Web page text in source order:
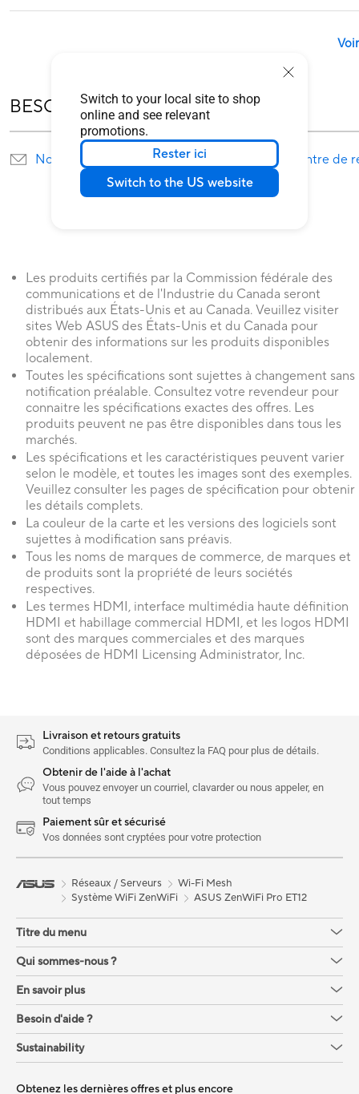
Switch to your local site to shop
online and see relevant
promotions.
Rester ici
Switch to the US website
BESOIN D'AIDE ?
Nous envoyer un courrier Trouver un centre de
Les produits certifiés par la Commission fédérale des
communications et de l'Industrie du Canada seront
distribués aux États-Unis et au Canada. Veuillez visiter
sites Web ASUS des États-Unis et du Canada pour
obtenir des informations sur les produits disponibles
localement.
Toutes les spécifications sont sujettes à changement sans
notification préalable. Consultez votre revendeur pour
connaitre les spécifications exactes des offres. Les
produits peuvent ne pas être disponibles dans tous les
marchés.
Les spécifications et les caractéristiques peuvent varier
selon le modèle, et toutes les images sont des exemples.
Veuillez consulter les pages de spécification pour obtenir
les détails complets.
La couleur de la carte et les versions des logiciels sont
sujettes à modification sans préavis.
Tous les noms de marques de commerce, de marques et
de produits sont la propriété de leurs sociétés
respectives.
Les termes HDMI, interface multimédia haute définition
HDMI et habillage commercial HDMI, et les logos HDMI
sont des marques commerciales et des marques
déposées de HDMI Licensing Administrator, Inc.
Livraison et retours gratuits
Conditions applicables. Consultez la FAQ pour plus de détails.
Obtenir de l'aide à l'achat
Vous pouvez envoyer un courriel, clavarder ou nous appeler, en
tout temps
Paiement sûr et sécurisé
Vos données sont cryptées pour votre protection
Réseaux / Serveurs
Wi-Fi Mesh
Système WiFi ZenWiFi
ASUS ZenWiFi Pro ET12
Titre du menu
Qui sommes-nous ?
En savoir plus
Besoin d'aide ?
Sustainability
Obtenez les dernières offres et plus encore